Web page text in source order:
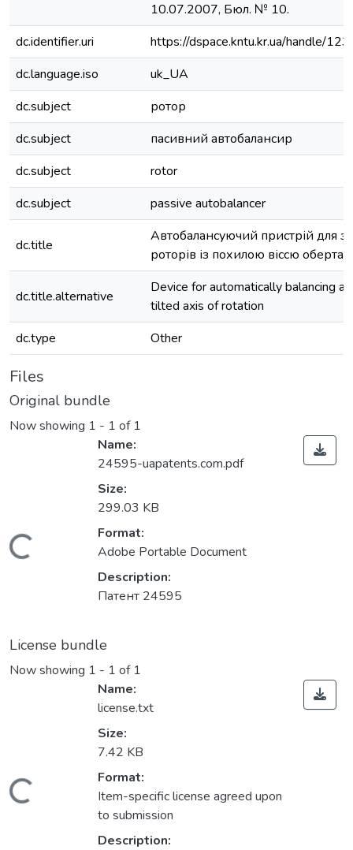
10.07.2007, Бюл. № 10.
dc.identifier.uri
https://dspace.kntu.kr.ua/handle/
dc.language.iso
uk_UA
dc.subject
ротор
dc.subject
пасивний автобалансир
dc.subject
rotor
dc.subject
passive autobalancer
dc.title
Автобалансуючий пристрій для
роторів із похилою віссю
dc.title.alternative
Device for automatically balancing a
tilted axis of rotation
dc.type
Other
Files
Original bundle
Now showing 1 - 1 of 1
Loading...
Name:
24595-uapatents.com.pdf
Size:
299.03 KB
Format:
Adobe Portable Document
Description:
Патент 24595
License bundle
Now showing 1 - 1 of 1
Loading...
Name:
license.txt
Size:
7.42 KB
Format:
Item-specific license agreed upon
to submission
Description: